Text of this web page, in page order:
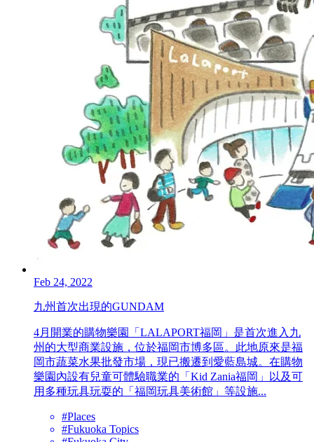
Feb 24, 2022
九州首次出現的GUNDAM
4月開業的購物樂園「LALAPORT福岡」是首次進入九
州的大型商業設施，位於福岡市博多區。此地原來是福
岡市蔬菜水果批發市場，現已搬遷到愛藍島城。在購物
樂園內設有兒童可體驗職業的「Kid Zania福岡」以及可
用多種玩具玩耍的「福岡玩具美術館」等設施...
#Places
#Fukuoka Topics